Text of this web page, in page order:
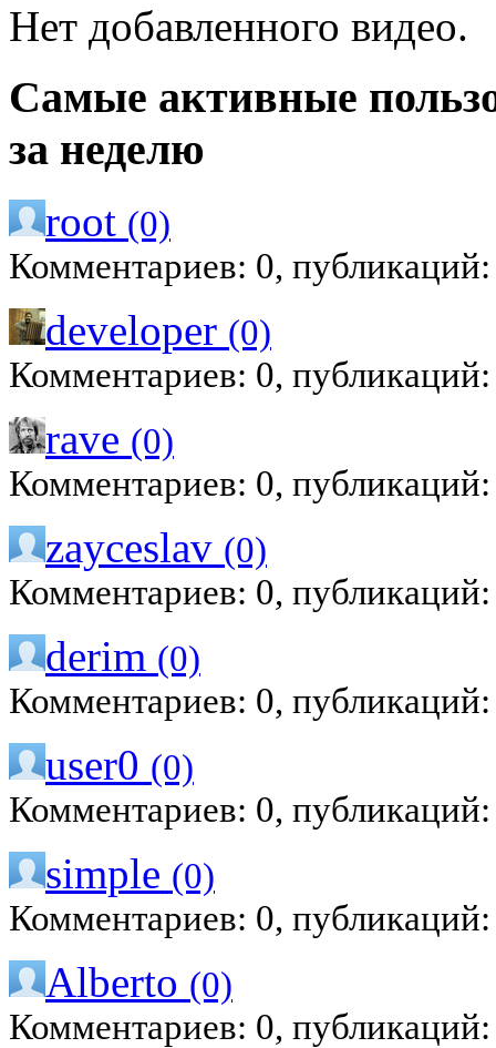
Нет добавленного видео.
Самые активные
за неделю
root (0)
Комментариев: 0,
developer (0)
Комментариев: 0,
rave (0)
Комментариев: 0,
zayceslav (0)
Комментариев: 0,
derim (0)
Комментариев: 0,
user0 (0)
Комментариев: 0,
simple (0)
Комментариев: 0,
Alberto (0)
Комментариев: 0,